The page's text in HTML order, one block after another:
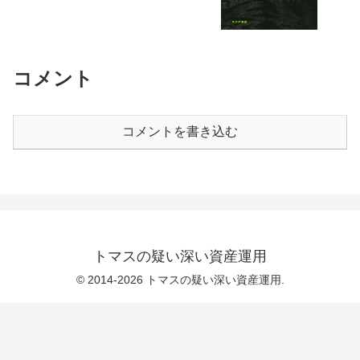
コメント
コメントを書き込む
トマスの疑い深い資産運用
© 2014-2026 トマスの疑い深い資産運用.